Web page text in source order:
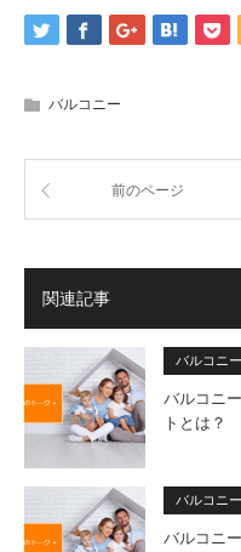
バルコニー
前のページ
関連記事
バルコニー
バルコニ
トとは？
バルコニー
バルコニ